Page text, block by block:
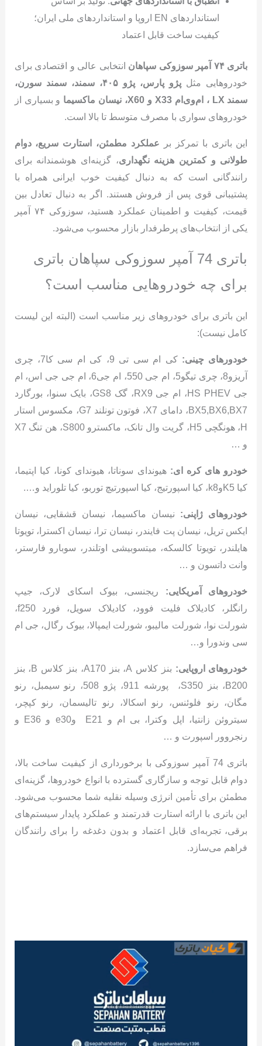
استانداردهای EN اروپا و استانداردهای ملی ایران؛
کیفیت ساخت قابل اعتماد
باتری۷۴ آمپر سوزوکی سپاهان انتخابی عالی و اقتصادی برای
خودروهایی مثل پژو پارس، پژو۴۰۵، سمند، سمند سورن،
سمند
، ام‌وی‌ام X33 و ، نیسان ماکسیما و بسیاری از
خودروهای سواری با مصرف متوسط تا بالا است.
این باتری با تمرکز بر عملکرد مطمئن، استارت سریع، دوام
طولانی و کمترین هزینه نگهداری، گزینه‌ای هوشمندانه برای
رانندگانی است که به دنبال کیفیت خوب ایرانی همراه با
پشتیبانی قوی پس از فروش هستند. اگر به دنبال تعادل بین
قیمت، کیفیت و اطمینان عملکرد هستید، سوزوکی ۷۴ آمپر
یکی از انتخاب‌های پرطرفدار بازار محسوب می‌شود.
باتری 74 آمپر سوزوکی سپاهان باتری
برای چه خودروهایی مناسب است؟
این باتری برای خودروهای زیر مناسب است (البته این لیست
کامل نیست):
خودورهای چینی:
کی ام سی تی 9، کی ام سی کا7، چری
آریزو8، چری تیگو5، ام جی 550، ام جی6، ام جی جی اس، ام
جی HS PHEV، ام جی RX9، گک GS8، بایک سنوا، بورگارد
BX5,BX6,BX7، دامای X7، فوتون تونلند G7، مکسوس استار
H، هونگچی H5، گریت وال تانک، ماکسترو S800، هن تنگ X7
و …
خودرو های کره ای: هیوندای سوناتا، هیوندای کونا، کیا اپتیما،
کیا K5وk8، کیا اسپورتیج، کیا اسپورتیچ توربو، کیا تلوراید و….
خودروهای ژاپنی: نیسان ماکسیما، نیسان قشقایی، نیسان
ایکس تریل، نیسان پت فایندر، نیسان ترا، نیسان اکسترا، تویوتا
هایلندر، تویوتا کالسکه، میتسوبیشی اوتلندر، سوبارو فارستر،
وانت داتسون و …
خودروهای آمریکایی: ریجنسی، بیوک اسکای لارک، جیپ
رانگلر، کادیلاک فلیت فوود، کادیلاک سویل، فورد f250،
شورلت نوا، شورلت مالیبو، شورلت ایمپالا، بیوک رگال، جی ام
سی وندورا و…
خودروهای اروپایی:
بنز کلاس A، بنز A170، بنز کلاس B، بنز
B200، بنز S350، پورشه 911، پژو 508، رنو سیمبل، رنو
مگان، رنو فلوئنس، رنو اسکالا، رنو تالیسمان، رنو کپچر،
سیتروئن زانتیا، اپل وکترا، بی ام و E21 وe30 و E36 و
رنجروور اسپورت و …
باتری 74 آمپر سوزوکی با برخورداری از کیفیت ساخت بالا،
دوام قابل توجه و سازگاری گسترده با انواع خودروها، گزینه‌ای
مطمئن برای تأمین انرژی وسیله نقلیه شما محسوب می‌شود.
این باتری با ارائه استارت قدرتمند و عملکرد پایدار سیستم‌های
برقی، تجربه‌ای قابل اعتماد و بدون دغدغه را برای رانندگان
فراهم می‌سازد.